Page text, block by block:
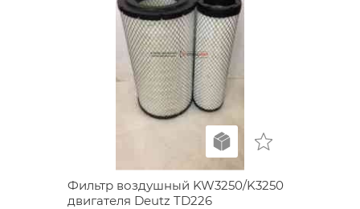
Фильтр воздушный KW3250/K3250
двигателя Deutz TD226